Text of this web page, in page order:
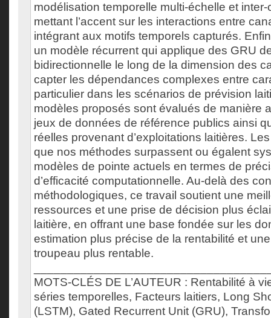
modélisation temporelle multi-échelle et inter-
mettant l’accent sur les interactions entre
intégrant aux motifs temporels capturés.
un modèle récurrent qui applique des GRU
bidirectionnelle le long de la dimension des
capter les dépendances complexes entre
particulier dans les scénarios de prévision
modèles proposés sont évalués de manière
jeux de données de référence publics ainsi
réelles provenant d’exploitations laitières.
que nos méthodes surpassent ou égalent
modèles de pointe actuels en termes de
d’efficacité computationnelle. Au-delà des
méthodologiques, ce travail soutient une
ressources et une prise de décision plus
laitière, en offrant une base fondée sur les
estimation plus précise de la rentabilité et
troupeau plus rentable.
MOTS-CLÉS DE L’AUTEUR : Rentabilité à
séries temporelles, Facteurs laitiers, Long
(LSTM), Gated Recurrent Unit (GRU),